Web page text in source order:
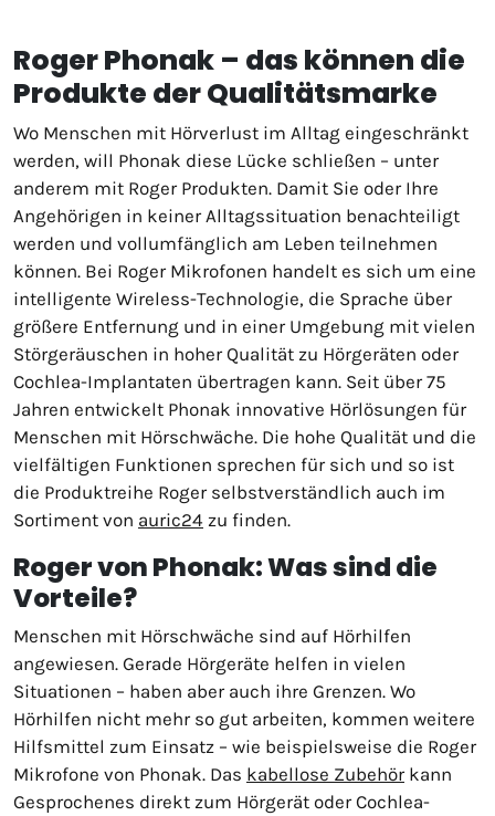
Roger Phonak – das können die
Produkte der Qualitätsmarke
Wo Menschen mit Hörverlust im Alltag eingeschränkt
werden, will Phonak diese Lücke schließen – unter
anderem mit Roger Produkten. Damit Sie oder Ihre
Angehörigen in keiner Alltagssituation benachteiligt
werden und vollumfänglich am Leben teilnehmen
können. Bei Roger Mikrofonen handelt es sich um eine
intelligente Wireless-Technologie, die Sprache über
größere Entfernung und in einer Umgebung mit vielen
Störgeräuschen in hoher Qualität zu Hörgeräten oder
Cochlea-Implantaten übertragen kann. Seit über 75
Jahren entwickelt Phonak innovative Hörlösungen für
Menschen mit Hörschwäche. Die hohe Qualität und die
vielfältigen Funktionen sprechen für sich und so ist
die Produktreihe Roger selbstverständlich auch im
Sortiment von auric24 zu finden.
Roger von Phonak: Was sind die
Vorteile?
Menschen mit Hörschwäche sind auf Hörhilfen
angewiesen. Gerade Hörgeräte helfen in vielen
Situationen – haben aber auch ihre Grenzen. Wo
Hörhilfen nicht mehr so gut arbeiten, kommen weitere
Hilfsmittel zum Einsatz – wie beispielsweise die Roger
Mikrofone von Phonak. Das kabellose Zubehörkann
Gesprochenes direkt zum Hörgerät oder Cochlea-